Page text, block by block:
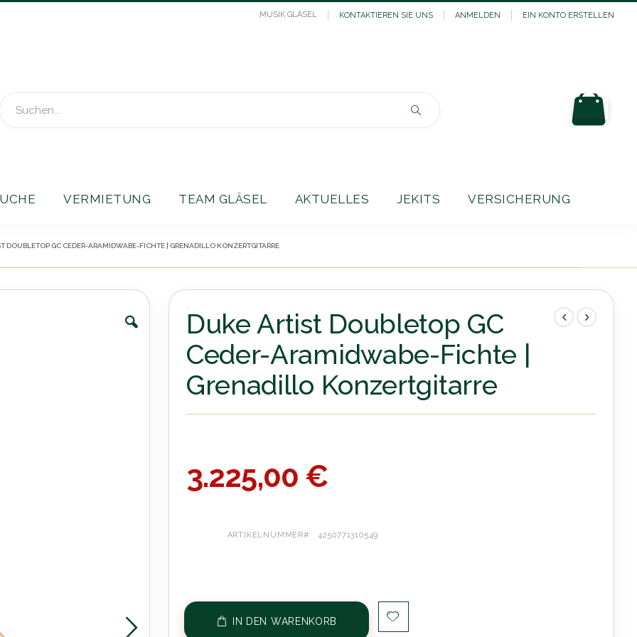
MUSIK GLÄSEL KONTAKTIEREN SIE UNS ANMELDEN EIN KONTO ERSTELLEN
VERMIETUNG TEAM GLÄSEL AKTUELLES JEKITS VERSICHERUNG
DOUBLETOP GC CEDER-ARAMIDWABE-FICHTE | GRENADILLO KONZERTGITARRE
Duke Artist Doubletop GC
Ceder-Aramidwabe-Fichte |
Grenadillo Konzertgitarre
3.225,00 €
ARTIKELNUMMER 4250771310549
IN DEN WARENKORB